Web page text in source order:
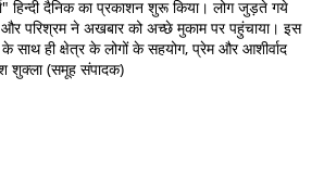
हिन्दी दैनिक का प्रकाशन शुरू किया। लोग जुड़ते गये
और परिश्रम ने अखबार को अच्छे मुकाम पर पहुंचाया। इस
साथ ही क्षेत्र के लोगों के सहयोग, प्रेम और आशीर्वाद
शुक्ला (समूह संपादक)